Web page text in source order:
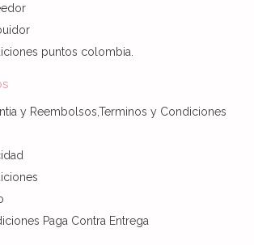
puntos colombia.
y Reembolsos,Terminos y Condiciones
Paga Contra Entrega